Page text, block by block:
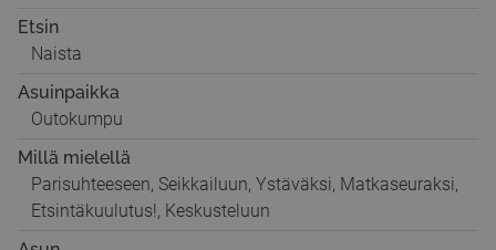
Etsin
Naista
Asuinpaikka
Outokumpu
Millä mielellä
Parisuhteeseen, Seikkailuun, Ystäväksi, Matkaseuraksi,
Etsintäkuulutus!, Keskusteluun